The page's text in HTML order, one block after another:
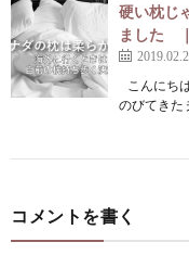
硬い枕じ
ました
こんにち
のびてきた
コメントを書く